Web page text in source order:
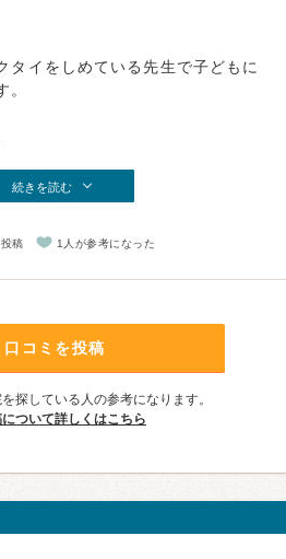
タイをしめている先生で子どもに
。
続きを読む
稿 1人が参考になった
口コミを投稿
探している人の参考になります。
ついて詳しくはこちら